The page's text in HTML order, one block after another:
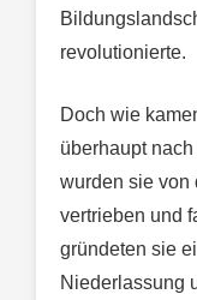
revolutionierte.
Doch wie
überhaupt
wurden sie von
vertrieben und
gründeten sie
Niederlassung